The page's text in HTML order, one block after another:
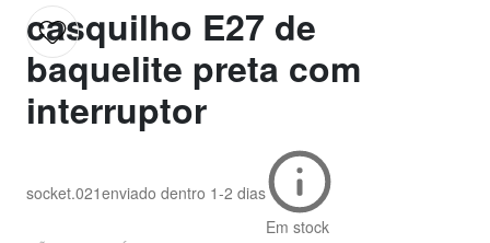
casquilho E27 de
baquelite preta com
interruptor
socket.021enviado dentro 1-2 dias
Em stock